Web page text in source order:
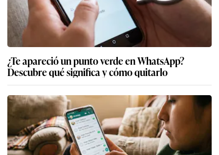
¿Te apareció un punto verde en WhatsApp?
Descubre qué significa y cómo quitarlo